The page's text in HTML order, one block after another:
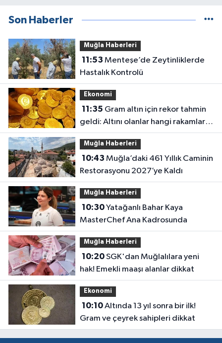
Son Haberler
Muğla Haberleri
11:53
Hastalık Kontrolü
Ekonomi
11:35
geldi: Altını olanlar hangi rakamları
görecek?
Muğla Haberleri
10:43
Restorasyonu 2027’ye Kaldı
Muğla Haberleri
10:30Yatağanlı Bahar Kaya
MasterChef Ana Kadrosunda
Muğla Haberleri
10:20SGK'dan Muğlalılara yeni
hak! Emekli maaşı alanlar dikkat
Ekonomi
10:10Altında 13 yıl sonra bir ilk!
Gram ve çeyrek sahipleri dikkat